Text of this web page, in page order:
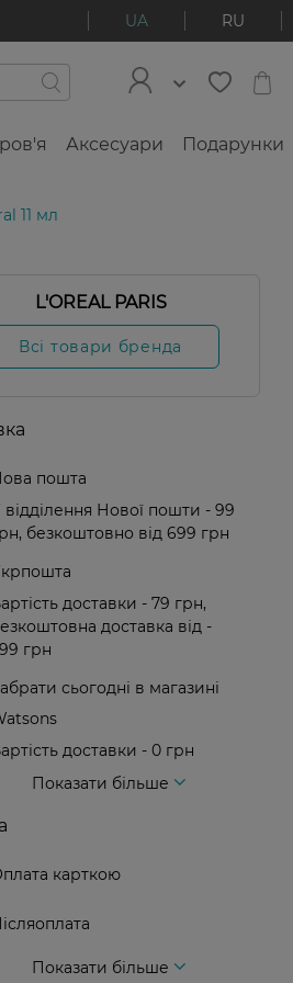
UA RU
Аксесуари Подарунки
11 мл
L'OREAL PARIS
Всі товари бренда
пошта
відділення Нової пошти - 99
безкоштовно від 699 грн
доставки - 79 грн,
доставка від -
грн
сьогодні в магазині
доставки - 0 грн
Показати більше
карткою
Показати більше